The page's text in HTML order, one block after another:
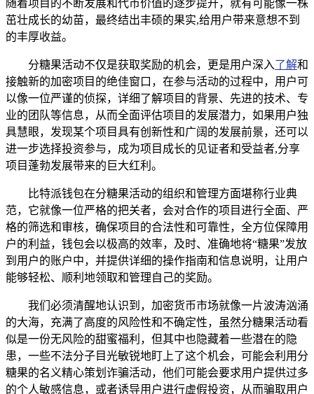
随着项目的不断发展和代币价值的逐步提升，就有可能像一株
茁壮成长的幼苗，最终结出丰硕的果实,给用户带来意想不到
的丰厚收益。
分糖果活动不仅是获取奖励的机会，更是用户深入了解和
接触新的加密项目的绝佳窗口，在参与活动的过程中，用户可
以像一位严谨的侦探，详细了解项目的背景、先进的技术、专
业的团队等信息，从而全面评估项目的发展潜力，如果用户独
具慧眼，发现某个项目具有创新性和广阔的发展前景，还可以
进一步选择投资参与，成为项目成长的见证者和受益者,分享
项目蓬勃发展带来的巨大红利。
比特派钱包在分糖果活动的组织和管理方面堪称行业典
范，它就像一位严格的把关者，会对合作的项目进行全面、严
格的筛选和审核，确保项目的合法性和可靠性，全方位保障用
户的利益，钱包会以极高的效率，及时、准确地将“糖果”发放
到用户的账户中，并提供详细的操作指南和信息说明，让用户
能够轻松、顺利地领取和管理自己的奖励。
我们必须清醒地认识到，加密货币市场就像一片波涛汹涌
的大海，充满了高度的风险性和不确定性，虽然分糖果活动看
似是一份无风险的甜蜜福利，但其中也隐藏着一些潜在的隐
患，一些不法分子目光敏锐地盯上了这个机会，可能会利用分
糖果的名义精心策划诈骗活动，他们可能会要求用户提供过多
的个人敏感信息，或者诱导用户进行虚假投资，从而骗取用户